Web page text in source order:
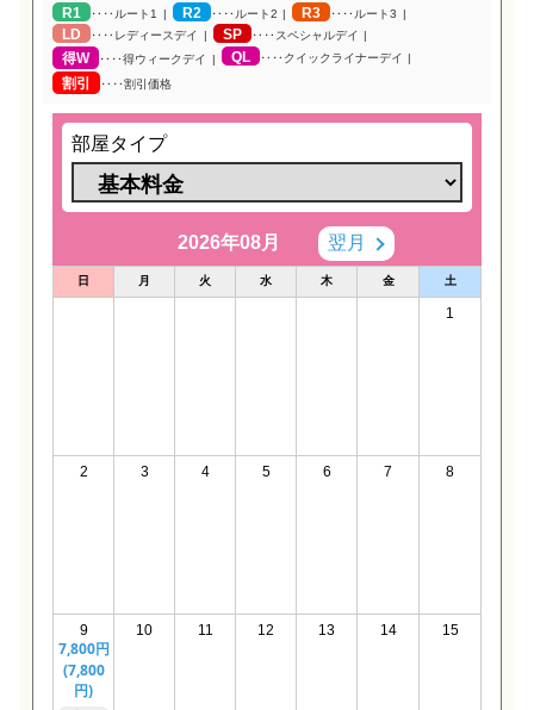
R1 ‥‥ルート1 R2 ‥‥ルート2 R3 ‥‥ルート3
LD ‥‥レディースデイ SP ‥‥スペシャルデイ
得W ‥‥得ウィークデイ QL ‥‥クイックライナーデイ
割引 ‥‥割引価格